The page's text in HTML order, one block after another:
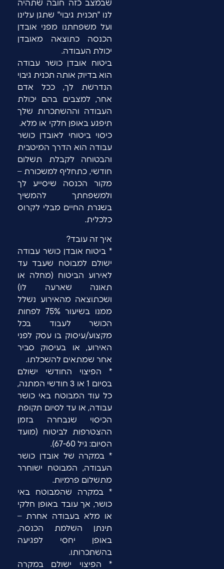
שבמצב כזה חובה שתהיה
לנו "תכנית גיבוי" שתגן עלינו
ועל משפחתנו מפני אובדן
הכנסה כתוצאה מאובדן
יכולת העבודה.
ביטוח אובדן כושר עבודה
הוא בדיוק אותה תכנית גיבוי
הנדרשת לך, ככל אדם
אחר, למצבים בהם יכולת
העבודה וההשתכרות שלך
תיפגע באופן חלקי או מלא.
כיסוי ביטוחי לאובדן כושר
עבודה הוא הדרך המיטבית
והבטוחה לקבלת תשלום
חודשי, כתחליף למשכורת –
מקור הכנסה שיסייע לך
ולמשפחתך להמשיך
בשגרת החיים מבלי לקרוס
כלכלית.
איך זה עובד?
* ביטוח אובדן כושר עבודה
ישולם למבוטח שעבד עד
לאירוע הביטוח (מחלה או
תאונה שארעה לו)
ושכתוצאה מהאירוע נשלל
ממנו בשיעור 75% לפחות
הכושר לעבוד בכל
מקצוע/עיסוק בו עסק לפני
האירוע, או בעיסוק סביר
אחר שמתאים להשכלתו.
* הפיצוי החודשי ישולם
בסיום 1 או 3 חודשי המתנה,
כל עוד המבוטח באי כושר
עבודה, או עד לסיום תקופת
הכיסוי שנבחרה בזמן
ההצטרפות לביטוח (מועד
הסיום: גיל 67-60).
* במקרה של אובדן כושר
העבודה, המבוטח ישוחרר
מתשלום פרמיות.
* במקרה שהמבוטח באי
כושר, אך עובד באופן חלקי
או מלא בעבודה אחרת –
תינתן השלמת הכנסה,
באופן יחסי לפגיעה
בהשתכרותו.
* הפיצוי ישולם במקרה